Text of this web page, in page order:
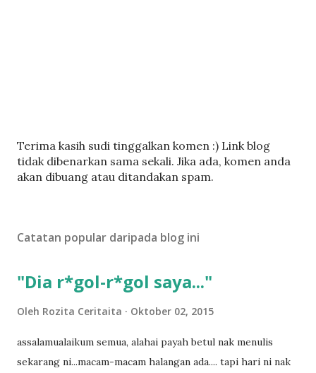
C
a
t
l
Terima kasih sudi tinggalkan komen :) Link blog
tidak dibenarkan sama sekali. Jika ada, komen anda
akan dibuang atau ditandakan spam.
Catatan popular daripada blog ini
"Dia r*gol-r*gol saya..."
Oleh Rozita Ceritaita Oktober 02, 2015
assalamualaikum semua, alahai payah betul nak menulis
sekarang ni...macam-macam halangan ada.... tapi hari ni nak